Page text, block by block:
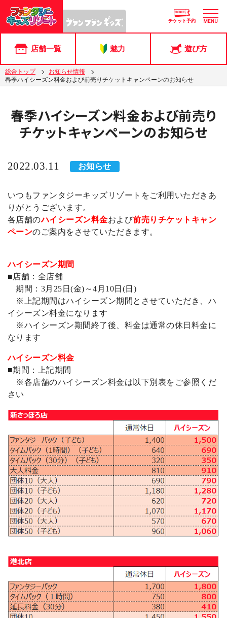
チケット予約 MENU
店舗一覧 魅力 遊び方
総合トップ
お知らせ情報
春季ハイシーズン料金および前売りチケットキャンペーンのお知らせ
春季ハイシーズン料金および前売り
チケットキャンペーンのお知らせ
2022.03.11 お知らせ
いつもファンタジーキッズリゾートをご利用いただきあ
りがとうございます。
各店舗のハイシーズン料金および前売りチケットキャン
ペーンのご案内をさせていただきます。
ハイシーズン期間
■店舗：全店舗
期間：3月25日(金)～4月10日(日)
※上記期間はハイシーズン期間とさせていただき、ハ
イシーズン料金になります
※ハイシーズン期間終了後、料金は通常の休日料金に
なります
ハイシーズン料金
■期間：上記期間
※各店舗のハイシーズン料金は以下別表をご参照くだ
さい